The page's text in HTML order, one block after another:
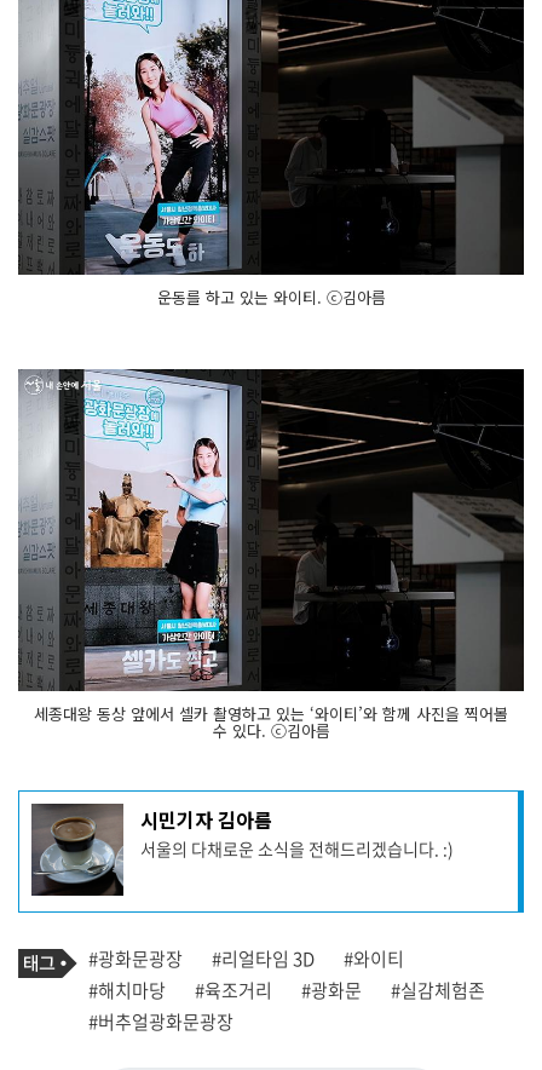
운동를 하고 있는 와이티. ⓒ김아름
세종대왕 동상 앞에서 셀카 촬영하고 있는 ‘와이티’와 함께 사진을 찍어볼
수 있다. ⓒ김아름
기
사
작
성
자
프
필
시민기자 김아름
서울의 다채로운 소식을 전해드리겠습니다. :)
기
사
관
련
태
태
그
#광화문광장 #리얼타임 3D
#와이티
#해치마당
#육조거리 #광화문
#실감체험존
#버추얼광화문광장